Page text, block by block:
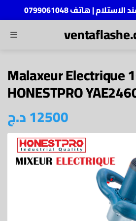
| هاتف 0799061048
MENU
Malaxeur Electrique
HONESTPRO
12500د.ج